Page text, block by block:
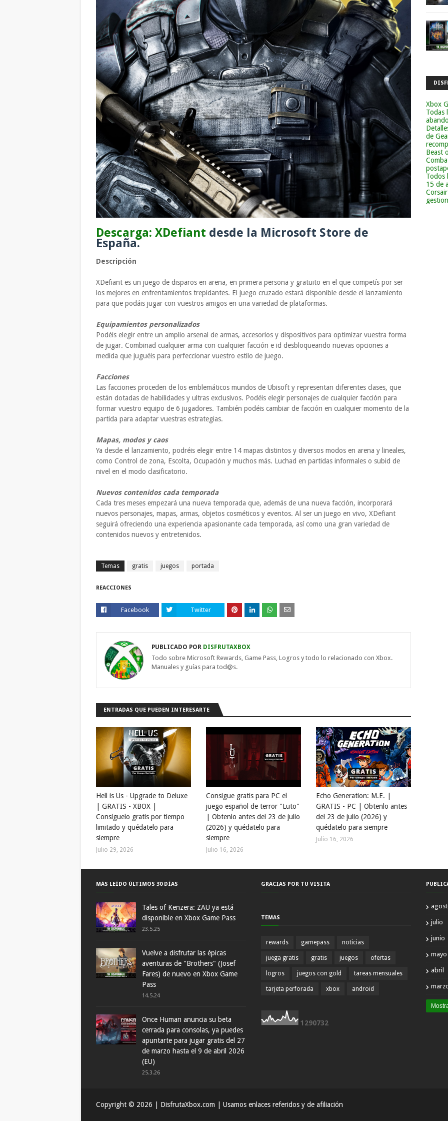
Descarga: XDefiant desde la Microsoft Store de
España.
Descripción
XDefiant es un juego de disparos en arena, en primera persona y gratuito en el que competís por ser
los mejores en enfrentamientos trepidantes. El juego cruzado estará disponible desde el lanzamiento
para que podáis jugar con vuestros amigos en una variedad de plataformas.
Equipamientos personalizados
Podéis elegir entre un amplio arsenal de armas, accesorios y dispositivos para optimizar vuestra forma
de jugar. Combinad cualquier arma con cualquier facción e id desbloqueando nuevas opciones a
medida que juguéis para perfeccionar vuestro estilo de juego.
Facciones
Las facciones proceden de los emblemáticos mundos de Ubisoft y representan diferentes clases, que
están dotadas de habilidades y ultras exclusivos. Podéis elegir personajes de cualquier facción para
formar vuestro equipo de 6 jugadores. También podéis cambiar de facción en cualquier momento de la
partida para adaptar vuestras estrategias.
Mapas, modos y caos
Ya desde el lanzamiento, podréis elegir entre 14 mapas distintos y diversos modos en arena y lineales,
como Control de zona, Escolta, Ocupación y muchos más. Luchad en partidas informales o subid de
nivel en el modo clasificatorio.
Nuevos contenidos cada temporada
Cada tres meses empezará una nueva temporada que, además de una nueva facción, incorporará
nuevos personajes, mapas, armas, objetos cosméticos y eventos. Al ser un juego en vivo, XDefiant
seguirá ofreciendo una experiencia apasionante cada temporada, así como una gran variedad de
contenidos nuevos y entretenidos.
Temas gratis juegos portada
REACCIONES
Facebook Twitter
PUBLICADO POR DISFRUTAXBOX
Todo sobre Microsoft Rewards, Game Pass, Logros y todo lo relacionado con Xbox.
Manuales y guías para tod@s.
ENTRADAS QUE PUEDEN INTERESARTE
Hell is Us - Upgrade to Deluxe
| GRATIS - XBOX |
Consíguelo gratis por tiempo
limitado y quédatelo para
siempre
Julio 29, 2026
Consigue gratis para PC el
juego español de terror "Luto"
| Obtenlo antes del 23 de julio
(2026) y quédatelo para
siempre
Julio 16, 2026
Echo Generation: M.E. |
GRATIS - PC | Obtenlo antes
del 23 de julio (2026) y
quédatelo para siempre
Julio 16, 2026
Xbox
Todas
de
Beast
Todos
15 de
MÁS LEÍDO ÚLTIMOS 30 DÍAS
Tales of Kenzera: ZAU ya está
disponible en Xbox Game Pass
23.5.25
Vuelve a disfrutar las épicas
aventuras de "Brothers" (Josef
Fares) de nuevo en Xbox Game
Pass
14.5.24
Once Human anuncia su beta
cerrada para consolas, ya puedes
apuntarte para jugar gratis del 27
de marzo hasta el 9 de abril 2026
(EU)
25.3.26
GRACIAS POR TU VISITA
TEMAS
rewards gamepass noticias
juega gratis gratis juegos ofertas
logros juegos con gold tareas mensuales
tarjeta perforada xbox android
1 290732
julio
junio
mayo
abril
Copyright © 2026 | DisfrutaXbox.com | Usamos enlaces referidos y de afiliación